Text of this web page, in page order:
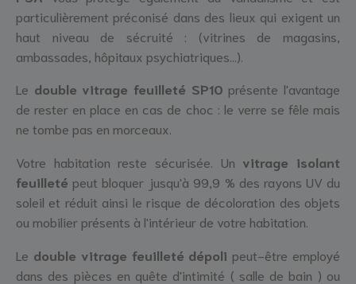
particulièrement préconisé dans des lieux qui exigent un
haut niveau de sécruité : (vitrines de magasins,
ambassades, hôpitaux psychiatriques...).
Le double vitrage feuilleté SP10 présente l'avantage
de rester en place en cas de choc : le verre se fêle mais
ne tombe pas en morceaux.
Votre habitation reste sécurisée. Un vitrage isolant
feuilleté peut bloquer jusqu'à 99,9 % des rayons UV du
soleil et réduit ainsi le risque de décoloration des objets
ou mobilier présents à l'intérieur de votre habitation.
Le double vitrage feuilleté dépoli peut-être employé
dans des pièces en quête d'intimité ( salle de bain ) ou